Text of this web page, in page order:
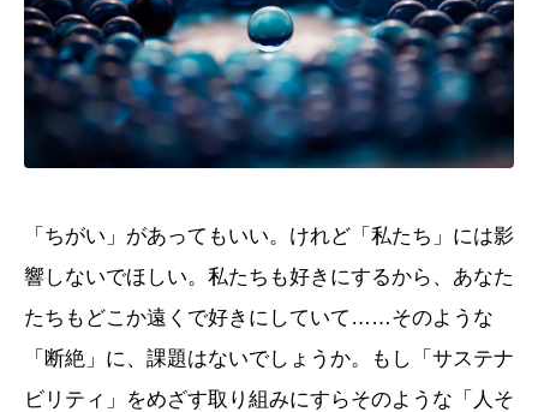
「ちがい」があってもいい。けれど「私たち」には影
響しないでほしい。私たちも好きにするから、あなた
たちもどこか遠くで好きにしていて……そのような
「断絶」に、課題はないでしょうか。もし「サステナ
ビリティ」をめざす取り組みにすらそのような「人そ